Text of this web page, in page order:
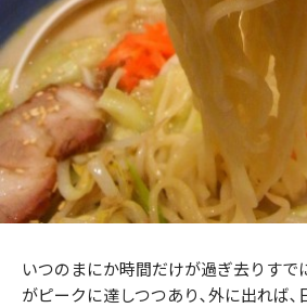
いつのまにか時間だけが過ぎ去りすで
がピークに達しつつあり､外に出れば､